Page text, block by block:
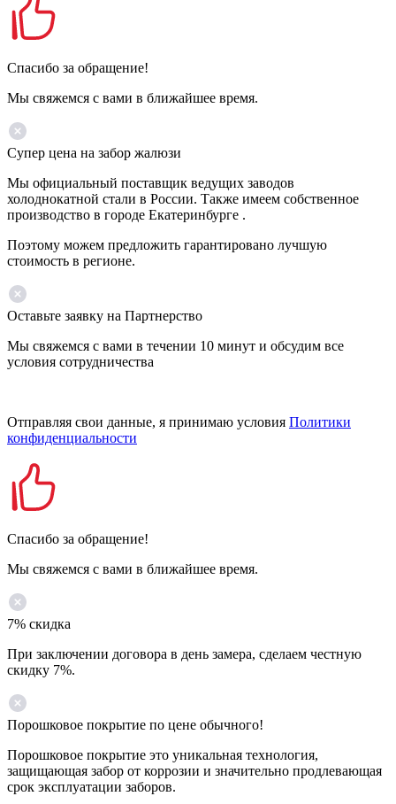
Спасибо за обращение!
Мы свяжемся с вами в ближайшее время.
Супер цена на забор жалюзи
Мы официальный поставщик ведущих заводов
холоднокатной стали в России. Также имеем собственное
производство в городе Екатеринбурге .
Поэтому можем предложить гарантировано лучшую
стоимость в регионе.
Оставьте заявку на Партнерство
Мы свяжемся с вами в течении 10 минут и обсудим все
условия сотрудничества
Отправляя свои данные, я принимаю условия Политики
конфиденциальности
Спасибо за обращение!
Мы свяжемся с вами в ближайшее время.
7% скидка
При заключении договора в день замера, сделаем честную
скидку 7%.
Порошковое покрытие по цене обычного!
Порошковое покрытие это уникальная технология,
защищающая забор от коррозии и значительно продлевающая
срок эксплуатации заборов.